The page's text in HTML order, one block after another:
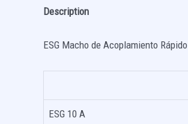
Description
ESG Macho de Acoplamiento Rápido
ESG 10 A